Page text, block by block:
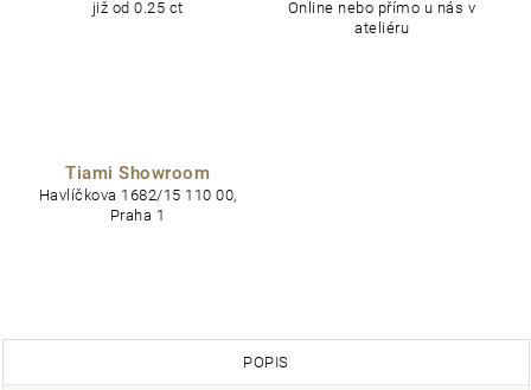
již od 0.25 ct
Online nebo přímo u nás v
ateliéru
Tiami Showroom
Havlíčkova 1682/15 110 00,
Praha 1
POPIS